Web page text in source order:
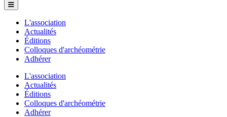
L'association
Actualités
Éditions
Colloques d'archéométrie
Adhérer
L'association
Actualités
Éditions
Colloques d'archéométrie
Adhérer